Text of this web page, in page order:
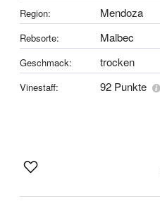
Region: Mendoza
Rebsorte: Malbec
Geschmack: trocken
Vinestaff: 92 Punkte